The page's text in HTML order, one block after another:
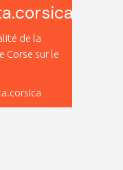
de la
Corse sur le